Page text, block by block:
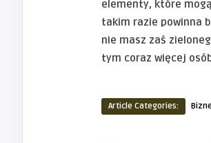
elementy, które
takim razie powinna
nie masz zaś
tym coraz więcej
Article Categories: